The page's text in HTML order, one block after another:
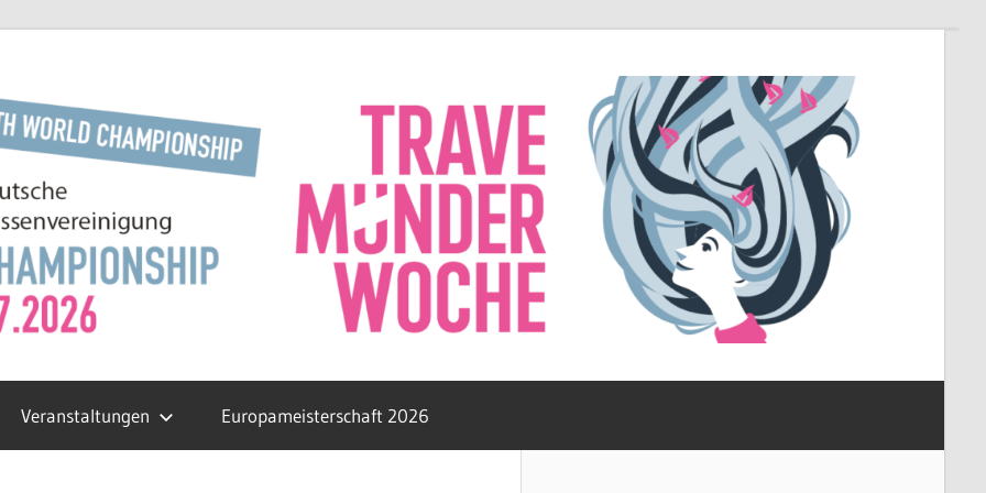
Veranstaltungen Europameisterschaft 2026